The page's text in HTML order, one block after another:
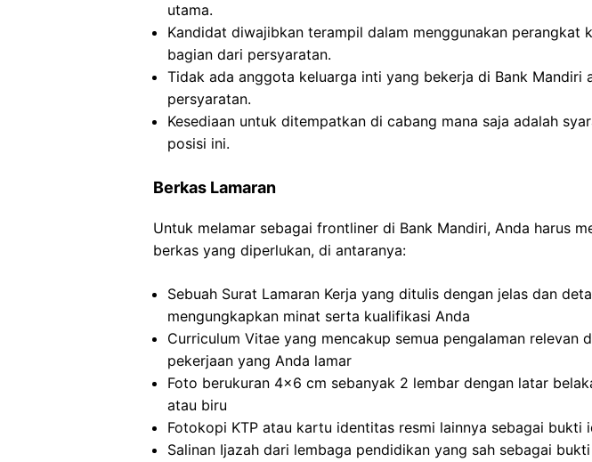
utama.
Kandidat diwajibkan terampil dalam menggunakan perangkat
bagian dari persyaratan.
Tidak ada anggota keluarga inti yang bekerja di Bank Mandiri
persyaratan.
Kesediaan untuk ditempatkan di cabang mana saja adalah
posisi ini.
Berkas Lamaran
Untuk melamar sebagai frontliner di Bank Mandiri, Anda harus
berkas yang diperlukan, di antaranya:
Sebuah Surat Lamaran Kerja yang ditulis dengan jelas dan
mengungkapkan minat serta kualifikasi Anda
Curriculum Vitae yang mencakup semua pengalaman relevan
pekerjaan yang Anda lamar
Foto berukuran 4×6 cm sebanyak 2 lembar dengan latar
atau biru
Fotokopi KTP atau kartu identitas resmi lainnya sebagai bukti
Salinan Ijazah dari lembaga pendidikan yang sah sebagai